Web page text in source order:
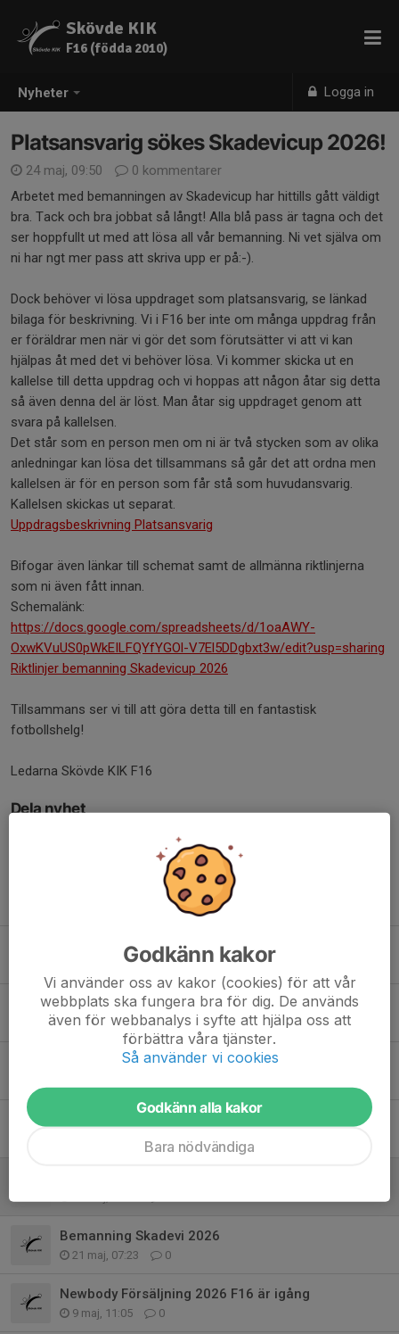
Nyheter Logga in
Skövde KIK
F16 (födda 2010)
Platsansvarig sökes Skadevicup 2026!
24 maj, 09:50
0 kommentarer
Arbetet med bemanningen av Skadevicup har hittills gått väldigt
bra. Tack och bra jobbat så långt! Alla blå pass är tagna och det
ser hoppfullt ut med att lösa all vår bemanning. Ni vet själva om
ni har ngt mer pass att skriva upp er på:-).
Dock behöver vi lösa uppdraget som platsansvarig, se länkad
bilaga för beskrivning. Vi i F16 ber inte om många uppdrag från
er föräldrar men när vi gör det som förutsätter vi att vi kan
hjälpas åt med det vi behöver lösa. Vi kommer skicka ut en
kallelse till detta uppdrag och vi hoppas att någon åtar sig detta
så även denna del är löst. Man åtar sig uppdraget genom att
svara på kallelsen.
Det står som en person men om ni är två stycken som av olika
anledningar kan lösa det tillsammans så går det att ordna men
kallelsen är för en person som får stå som huvudansvarig.
Kallelsen skickas ut separat.
Uppdragsbeskrivning Platsansvarig
Bifogar även länkar till schemat samt de allmänna riktlinjerna
som ni även fått innan.
Schemalänk:
https://docs.google.com/spreadsheets/d/1oaAWY-
OxwKVuUS0pWkEILFQYfYGOl-V7El5DDgbxt3w/edit?usp=sharing
Riktlinjer bemanning Skadevicup 2026
Tillsammans ser vi till att göra detta till en fantastisk
fotbollshelg!
Ledarna Skövde KIK F16
Dela nyhet
Stort tack för en fantastisk Gothia Cup!
17 jul, 14:00 0
Info Gothia cup
4 jul, 10:48 0
Bemanningslista 2026 F16
Bemanning Skadevi 2026
21 maj, 07:23 0
Newbody Försäljning 2026 F16 är igång
9 maj, 11:05 0
Godkänn kakor
Vi använder oss av kakor (cookies) för att vår
webbplats ska fungera bra för dig. De används
även för webbanalys i syfte att hjälpa oss att
förbättra våra tjänster.
Så använder vi cookies
Godkänn alla kakor
Bara nödvändiga